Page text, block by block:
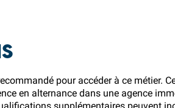
pour accéder à ce métier.
en alternance dans une agence